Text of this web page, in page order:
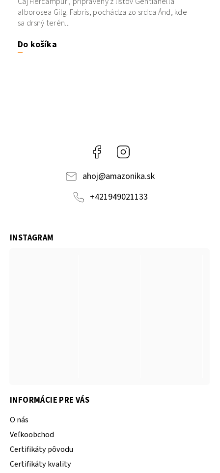
Do košíka
alborosea Gilg. Fabris, pochádza zo srdca Ánd, kde
sa drsný terén...
Facebook
ahoj@amazonika.sk
+421949021133
INFORMÁCIE PRE VÁS
O nás
Veľkoobchod
Certifikáty pôvodu
Certifikáty kvality
INSTAGRAM